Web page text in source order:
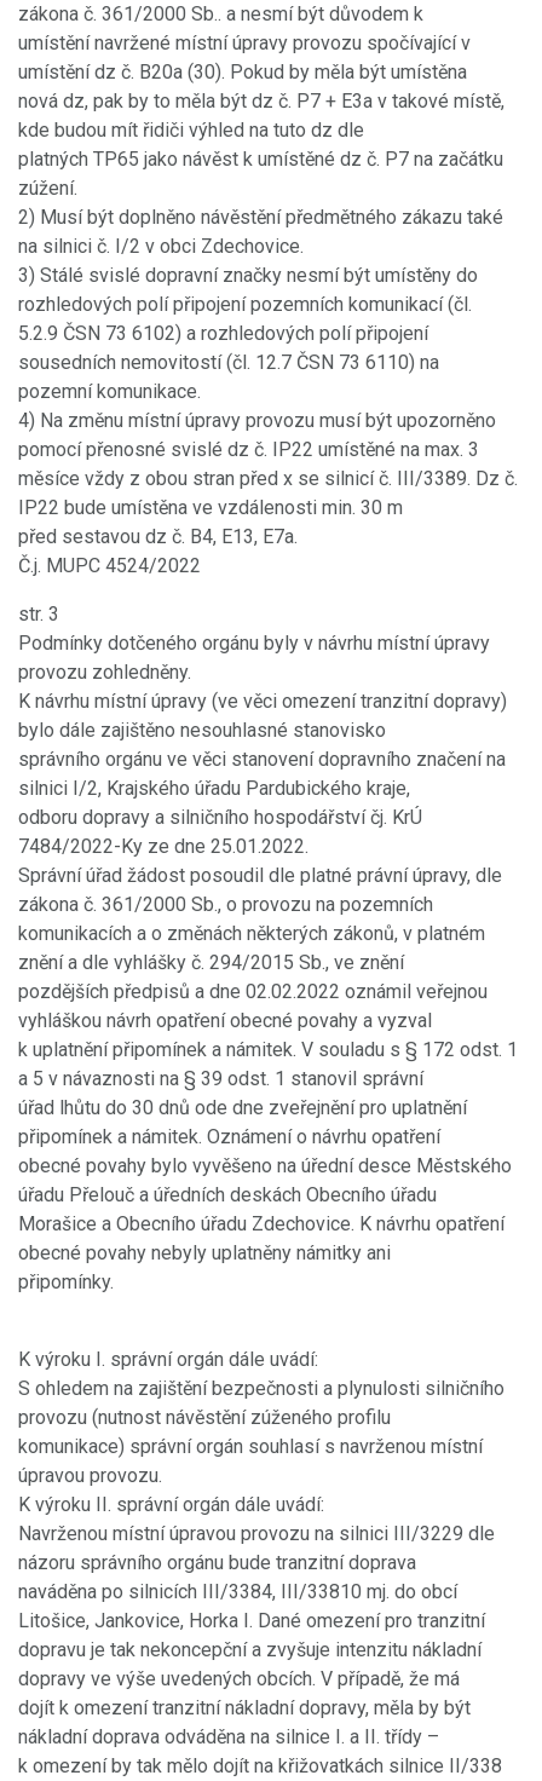
zákona č. 361/2000 Sb.. a nesmí být důvodem k
umístění navržené místní úpravy provozu spočívající v
umístění dz č. B20a (30). Pokud by měla být umístěna
nová dz, pak by to měla být dz č. P7 + E3a v takové místě,
kde budou mít řidiči výhled na tuto dz dle
platných TP65 jako návěst k umístěné dz č. P7 na začátku
zúžení.
2) Musí být doplněno návěstění předmětného zákazu také
na silnici č. I/2 v obci Zdechovice.
3) Stálé svislé dopravní značky nesmí být umístěny do
rozhledových polí připojení pozemních komunikací (čl.
5.2.9 ČSN 73 6102) a rozhledových polí připojení
sousedních nemovitostí (čl. 12.7 ČSN 73 6110) na
pozemní komunikace.
4) Na změnu místní úpravy provozu musí být upozorněno
pomocí přenosné svislé dz č. IP22 umístěné na max. 3
měsíce vždy z obou stran před x se silnicí č. III/3389. Dz č.
IP22 bude umístěna ve vzdálenosti min. 30 m
před sestavou dz č. B4, E13, E7a.
Č.j. MUPC 4524/2022
str. 3
Podmínky dotčeného orgánu byly v návrhu místní úpravy
provozu zohledněny.
K návrhu místní úpravy (ve věci omezení tranzitní dopravy)
bylo dále zajištěno nesouhlasné stanovisko
správního orgánu ve věci stanovení dopravního značení na
silnici I/2, Krajského úřadu Pardubického kraje,
odboru dopravy a silničního hospodářství čj. KrÚ
7484/2022-Ky ze dne 25.01.2022.
Správní úřad žádost posoudil dle platné právní úpravy, dle
zákona č. 361/2000 Sb., o provozu na pozemních
komunikacích a o změnách některých zákonů, v platném
znění a dle vyhlášky č. 294/2015 Sb., ve znění
pozdějších předpisů a dne 02.02.2022 oznámil veřejnou
vyhláškou návrh opatření obecné povahy a vyzval
k uplatnění připomínek a námitek. V souladu s § 172 odst. 1
a 5 v návaznosti na § 39 odst. 1 stanovil správní
úřad lhůtu do 30 dnů ode dne zveřejnění pro uplatnění
připomínek a námitek. Oznámení o návrhu opatření
obecné povahy bylo vyvěšeno na úřední desce Městského
úřadu Přelouč a úředních deskách Obecního úřadu
Morašice a Obecního úřadu Zdechovice. K návrhu opatření
obecné povahy nebyly uplatněny námitky ani
připomínky.
K výroku I. správní orgán dále uvádí:
S ohledem na zajištění bezpečnosti a plynulosti silničního
provozu (nutnost návěstění zúženého profilu
komunikace) správní orgán souhlasí s navrženou místní
úpravou provozu.
K výroku II. správní orgán dále uvádí:
Navrženou místní úpravou provozu na silnici III/3229 dle
názoru správního orgánu bude tranzitní doprava
naváděna po silnicích III/3384, III/33810 mj. do obcí
Litošice, Jankovice, Horka I. Dané omezení pro tranzitní
dopravu je tak nekoncepční a zvyšuje intenzitu nákladní
dopravy ve výše uvedených obcích. V případě, že má
dojít k omezení tranzitní nákladní dopravy, měla by být
nákladní doprava odváděna na silnice I. a II. třídy –
k omezení by tak mělo dojít na křižovatkách silnice II/338